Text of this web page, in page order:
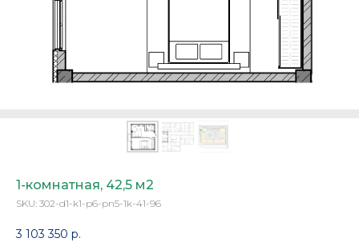
1-комнатная, 42,5 м2
SKU: 302-d1-k1-p6-pn5-1k-41-96
3 103 350 р.